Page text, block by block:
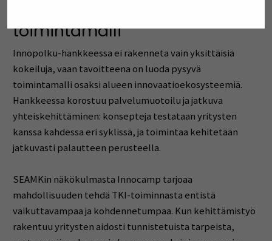
toimintamalli
Innopolku-hankkeessa ei rakenneta vain yksittäisiä
kokeiluja, vaan tavoitteena on luoda pysyvä
toimintamalli osaksi alueen innovaatioekosysteemiä.
Hankkeessa korostuu palvelumuotoilu ja jatkuva
yhteiskehittäminen: konsepteja testataan yritysten
kanssa kahdessa eri syklissä, ja toimintaa kehitetään
jatkuvasti palautteen perusteella.
SEAMKin näkökulmasta Innocamp tarjoaa
mahdollisuuden tehdä TKI-toiminnasta entistä
vaikuttavampaa ja kohdennetumpaa. Kun kehittämistyö
rakentuu yritysten aidosti tunnistetuista tarpeista,